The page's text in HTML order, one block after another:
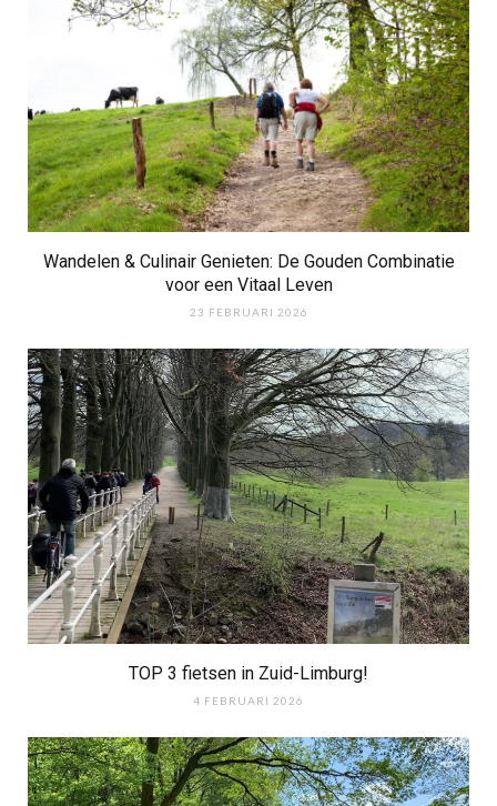
Wandelen & Culinair Genieten: De Gouden Combinatie
voor een Vitaal Leven
23 FEBRUARI 2026
TOP 3 fietsen in Zuid-Limburg!
4 FEBRUARI 2026